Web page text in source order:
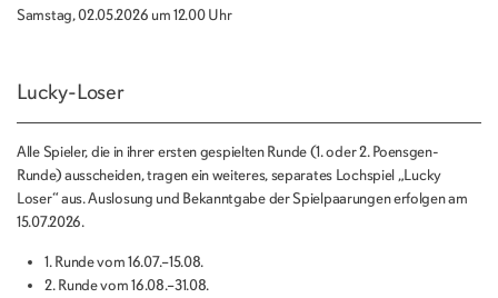
Samstag, 02.05.2026 um 12.00 Uhr
Lucky-Loser
Alle Spieler, die in ihrer ersten gespielten Runde (1. oder 2. Poensgen-
Runde) ausscheiden, tragen ein weiteres, separates Lochspiel „Lucky
Loser“ aus. Auslosung und Bekanntgabe der Spielpaarungen erfolgen am
15.07.2026.
1. Runde vom 16.07.–15.08.
2. Runde vom 16.08.–31.08.